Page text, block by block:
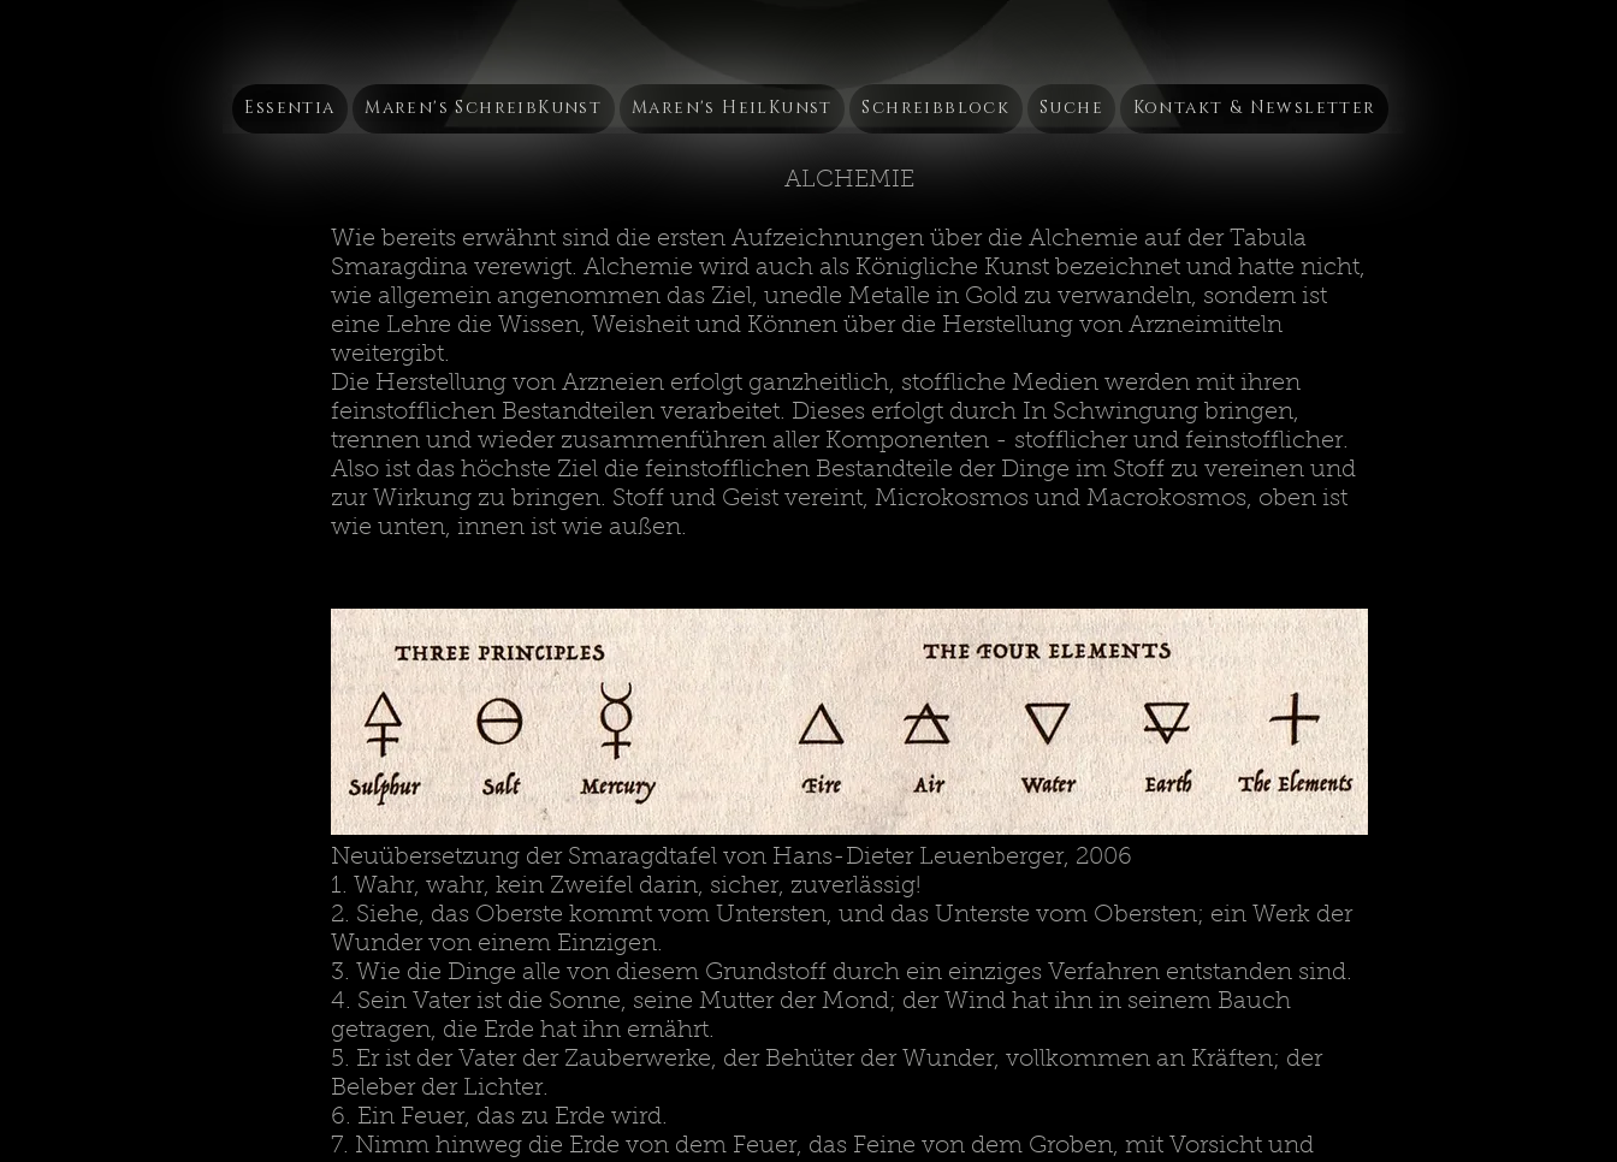
Essentia Maren's SchreibKunst Maren's HeilKunst Schreibblock Suche Kontakt & Newsletter
ALCHEMIE
Wie bereits erwähnt sind die ersten Aufzeichnungen über die Alchemie auf der Tabula
Smaragdina verewigt. Alchemie wird auch als Königliche Kunst bezeichnet und hatte nicht,
wie allgemein angenommen das Ziel, unedle Metalle in Gold zu verwandeln, sondern ist
eine Lehre die Wissen, Weisheit und Können über die Herstellung von Arzneimitteln
weitergibt.
Die Herstellung von Arzneien erfolgt ganzheitlich, stoffliche Medien werden mit ihren
feinstofflichen Bestandteilen verarbeitet. Dieses erfolgt durch In Schwingung bringen,
trennen und wieder zusammenführen aller Komponenten - stofflicher und feinstofflicher.
Also ist das höchste Ziel die feinstofflichen Bestandteile der Dinge im Stoff zu vereinen und
zur Wirkung zu bringen. Stoff und Geist vereint, Microkosmos und Macrokosmos, oben ist
wie unten, innen ist wie außen.
Neuübersetzung der Smaragdtafel von Hans-Dieter Leuenberger, 2006
1. Wahr, wahr, kein Zweifel darin, sicher, zuverlässig!
2. Siehe, das Oberste kommt vom Untersten, und das Unterste vom Obersten; ein Werk der
Wunder von einem Einzigen.
3. Wie die Dinge alle von diesem Grundstoff durch ein einziges Verfahren entstanden sind.
4. Sein Vater ist die Sonne, seine Mutter der Mond; der Wind hat ihn in seinem Bauch
getragen, die Erde hat ihn ernährt.
5. Er ist der Vater der Zauberwerke, der Behüter der Wunder, vollkommen an Kräften; der
Beleber der Lichter.
6. Ein Feuer, das zu Erde wird.
7. Nimm hinweg die Erde von dem Feuer, das Feine von dem Groben, mit Vorsicht und